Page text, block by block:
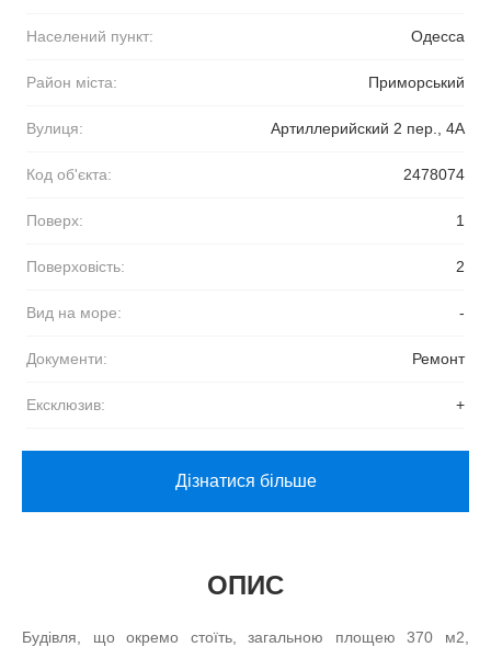
Населений пункт: Одесса
Район міста: Приморський
Вулиця: Артиллерийский 2 пер., 4А
Код об'єкта: 2478074
Поверх: 1
Поверховість: 2
Вид на море: -
Документи: Ремонт
Ексклюзив: +
Дізнатися більше
ОПИС
Будівля, що окремо стоїть, загальною площею 370 м2,